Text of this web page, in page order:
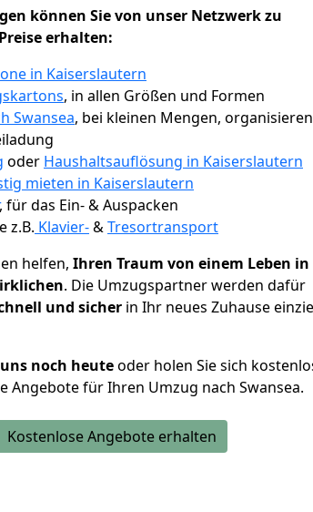
können Sie von unser Netzwerk zu
erhalten:
in Kaiserslautern
, in allen Größen und Formen
Swansea, bei kleinen Mengen,
oder Haushaltsauflösung in Kaiserslautern
mieten in Kaiserslautern
, für das Ein- & Auspacken
z.B. Klavier-&Tresortransport
helfen, Ihren Traum von einem Leben in
. Die Umzugspartner werden dafür
und sicher in Ihr neues Zuhause
noch heuteoder holen Sie sich
Angebote für Ihren Umzug nach Swansea.
Kostenlose Angebote erhalten